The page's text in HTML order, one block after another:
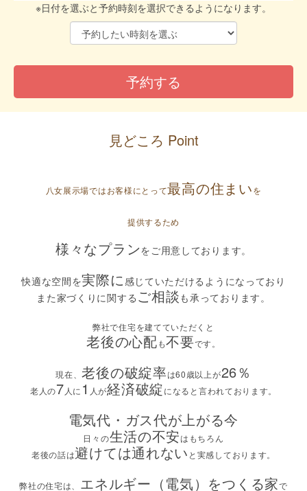
※日付を選ぶと予約時刻を選択できるようになります。
見どころ Point
八女展示場ではお客様にとって最高の住まいを
提供するため
様々なプランをご用意しております。
快適な空間を実際に 感じていただけるようになっており
また家づくりに関する ご相談も承っております。
弊社で住宅を建てていただくと
老後の心配も不要です。
現在、老後の破綻率は60歳以上が26％
老人の7 人に 1 人が経済破綻になると言われております。
電気代・ガス代が上がる今
日々の生活の不安はもちろん
老後の話は避けては通れない と実感しております。
弊社の住宅は、 エネルギー（電気）をつくる家で